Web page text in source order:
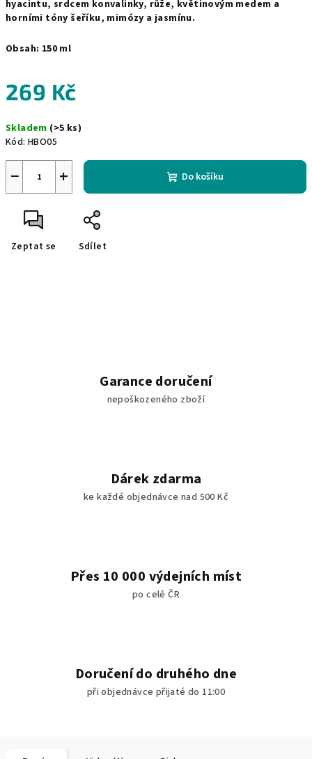
hyacintu, srdcem konvalinky, růže, květinovým medem a
horními tóny šeříku, mimózy a jasmínu.
Obsah: 150 ml
269 Kč
cena:
Skladem (>5 ks)
Kód: HBO05
+
− Do košíku
Zeptat se Sdílet
Garance doručení
nepoškozeného zboží
Dárek zdarma
ke každé objednávce nad 500 Kč
Přes 10 000 výdejních míst
po celé ČR
Doručení do druhého dne
při objednávce přijaté do 11:00